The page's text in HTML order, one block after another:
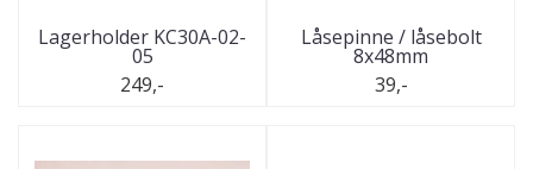
Lagerholder KC30A-02-
05
249,-
Låsepinne / låsebolt
8x48mm
39,-